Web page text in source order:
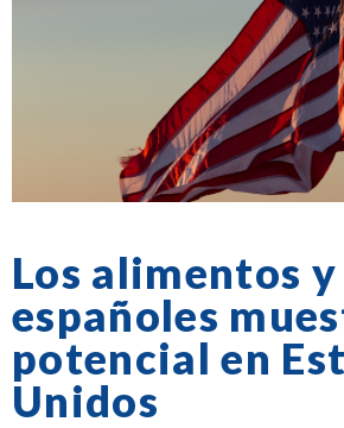
Los alimentos
españoles
potencial en
Unidos